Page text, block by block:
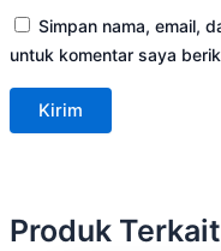
Simpan nama, email,
untuk komentar saya
Produk Terkait